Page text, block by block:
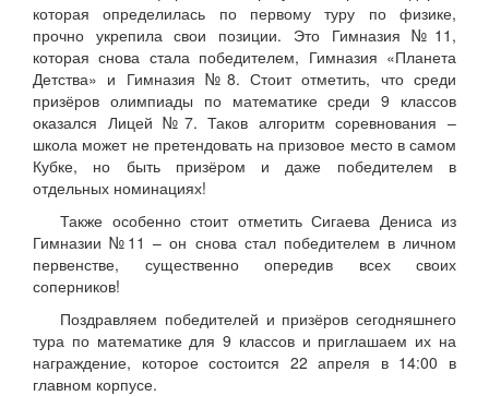
которая определилась по первому туру по физике,
прочно укрепила свои позиции. Это Гимназия №11,
которая снова стала победителем, Гимназия «Планета
Детства» и Гимназия №8. Стоит отметить, что среди
призёров олимпиады по математике среди 9 классов
оказался Лицей №7. Таков алгоритм соревнования –
школа может не претендовать на призовое место в самом
Кубке, но быть призёром и даже победителем в
отдельных номинациях!
Также особенно стоит отметить Сигаева Дениса из
Гимназии №11 – он снова стал победителем в личном
первенстве, существенно опередив всех своих
соперников!
Поздравляем победителей и призёров сегодняшнего
тура по математике для 9 классов и приглашаем их на
награждение, которое состоится 22 апреля в 14:00 в
главном корпусе.